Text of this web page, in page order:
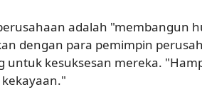
adalah "membangun
dengan para pemimpin
untuk kesuksesan mereka.